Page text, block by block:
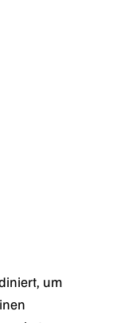
um